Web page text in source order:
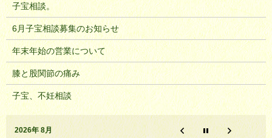
子宝相談。
6月子宝相談募集のお知らせ
年末年始の営業について
膝と股関節の痛み
子宝、不妊相談
2026年 8月